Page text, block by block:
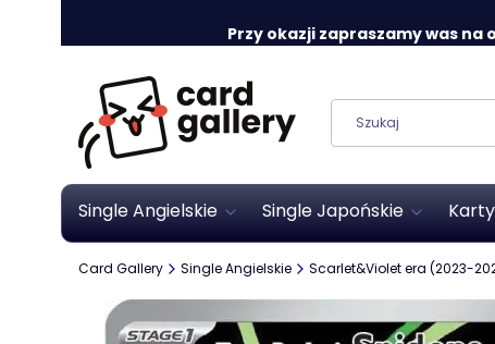
Przy okazji zapraszamy was na
Single Angielskie Single Japońskie
Card Gallery Single Angielskie Scarlet&Violet era (2023-